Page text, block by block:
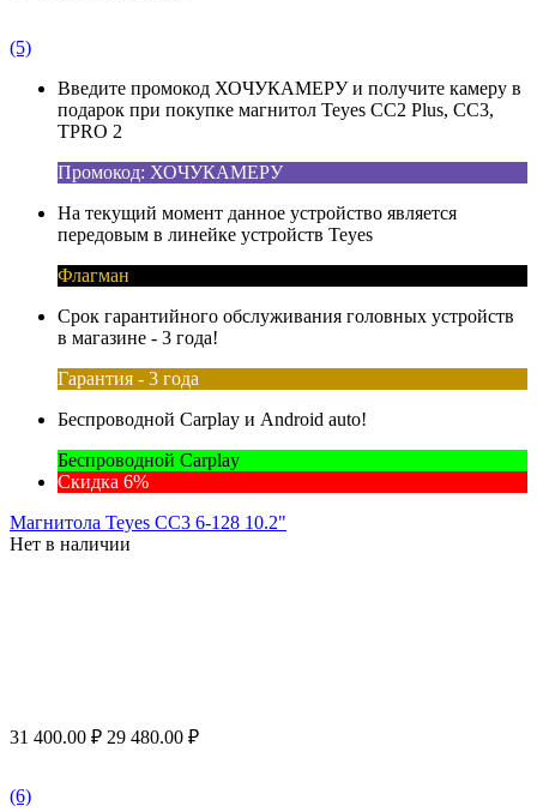
(5)
Введите промокод ХОЧУКАМЕРУ и получите камеру в
подарок при покупке магнитол Teyes CC2 Plus, CC3,
TPRO 2
Промокод: ХОЧУКАМЕРУ
На текущий момент данное устройство является
передовым в линейке устройств Teyes
Флагман
Срок гарантийного обслуживания головных устройств
в магазине - 3 года!
Гарантия - 3 года
Беспроводной Carplay и Android auto!
Беспроводной Carplay
Скидка 6%
Магнитола Teyes CC3 6-128 10.2"
Нет в наличии
31 400.00 ₽ 29 480.00 ₽
(6)